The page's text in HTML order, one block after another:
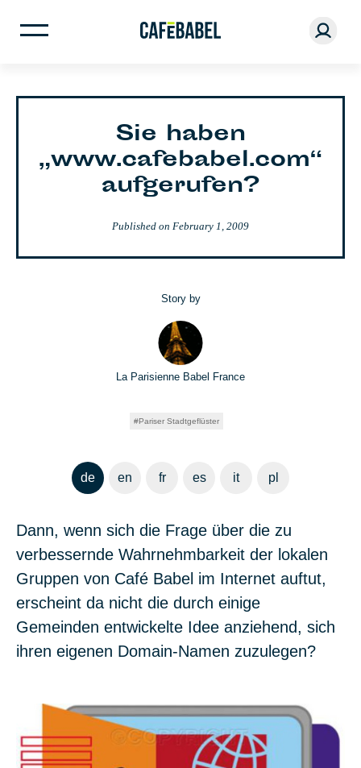
Sie haben
„www.cafebabel.com“
aufgerufen?
Published on February 1, 2009
Story by
La Parisienne Babel France
Pariser Stadtgeflüster
de en fr es it pl
Dann, wenn sich die Frage über die zu
verbessernde Wahrnehmbarkeit der lokalen
Gruppen von Café Babel im Internet auftut,
erscheint da nicht die durch einige
Gemeinden entwickelte Idee anziehend, sich
ihren eigenen Domain-Namen zuzulegen?